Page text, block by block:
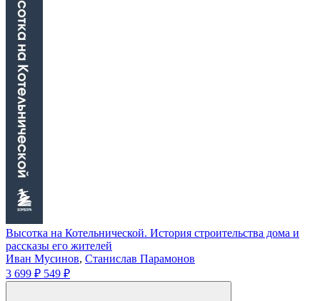
Высотка на Котельнической. История строительства дома и
рассказы его жителей
Иван Мусинов, Станислав Парамонов
3 699 ₽ 549 ₽